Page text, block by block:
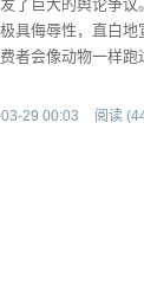
了巨大的舆论争议
具侮辱性，直白地
者会像动物一样跑
29 00:03 阅读